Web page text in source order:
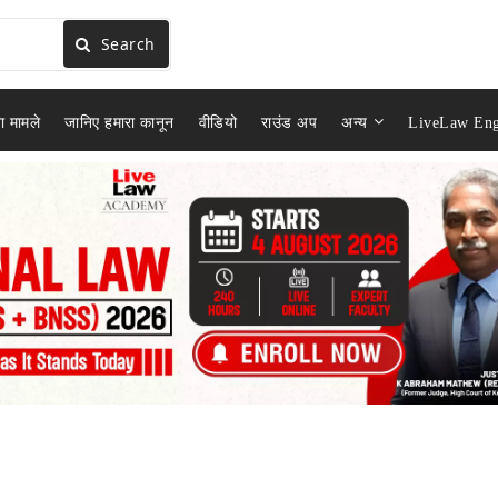
Search
मामले जानिए हमारा कानून वीडियो राउंड अप अन्य LiveLaw